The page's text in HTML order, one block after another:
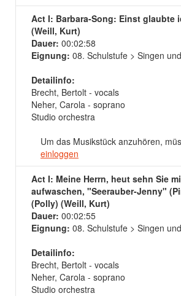
Act I: Barbara-Song: Einst glaubte
(Weill, Kurt)
Dauer: 00:02:58
Eignung: 08. Schulstufe > Singen
Detailinfo:
Brecht, Bertolt - vocals
Neher, Carola - soprano
Studio orchestra
Um das Musikstück anzuhören,
einloggen
Act I: Meine Herrn, heut sehn Sie
aufwaschen, "Seerauber-Jenny"
(Polly) (Weill, Kurt)
Dauer: 00:02:55
Eignung: 08. Schulstufe > Singen
Detailinfo:
Brecht, Bertolt - vocals
Neher, Carola - soprano
Studio orchestra